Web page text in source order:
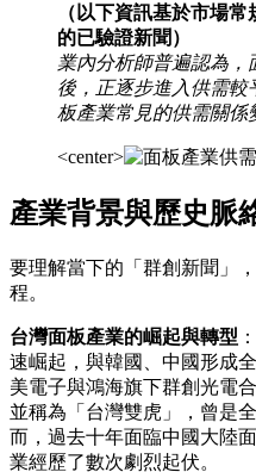
（以下資訊基於市場
的已驗證新聞）
業內分析師普遍認為，
後，正逐步進入供需較
板產業常見的供需關係
<center>
產業背景與歷史脈
要理解當下的「群創新聞」
程。
台灣面板產業的崛起與轉型
速崛起，與韓國、中國形成
美電子與鴻海旗下群創光電
並稱為「台灣雙虎」，曾是
而，過去十年面臨中國大陸
業經歷了數次劇烈起伏。